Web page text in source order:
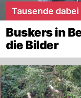
Tausende dabei
Buskers in
die Bilder